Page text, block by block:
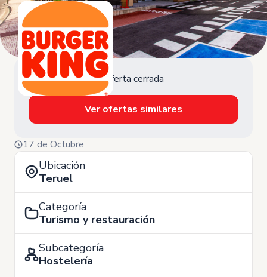
Oferta cerrada
Ver ofertas similares
17 de Octubre
Ubicación
Teruel
Categoría
Turismo y restauración
Subcategoría
Hostelería